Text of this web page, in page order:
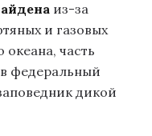
из-за
и газовых
часть
федеральный
дикой